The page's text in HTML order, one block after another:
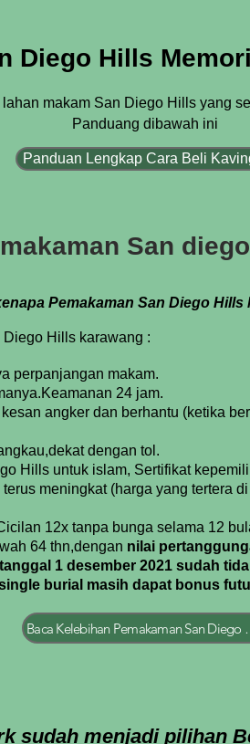
Diego Hills
makam San Diego Hills yang
Panduang dibawah ini
Panduan Lengkap Cara Beli
San
Pemakaman San Diego Hills
Hills karawang :
perpanjangan makam.
24 jam.
angker dan berhantu (ketika
dengan tol.
Hills untuk islam, Sertifikat
meningkat (harga yang tertera
12x tanpa bunga selama 12
64 thn,dengan nilai
1 desember 2021 sudah
burial masih dapat bonus
Baca
sudah menjadi pilihan